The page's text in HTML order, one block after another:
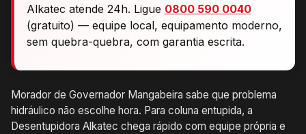
Alkatec atende 24h. Ligue 0800 590 0040
(gratuito) — equipe local, equipamento moderno,
sem quebra-quebra, com garantia escrita.
Morador de Governador Mangabeira sabe que problema
hidráulico não escolhe hora. Para coluna entupida, a
Desentupidora Alkatec chega rápido com equipe própria e